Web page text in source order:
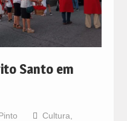
Santo em
Cultura